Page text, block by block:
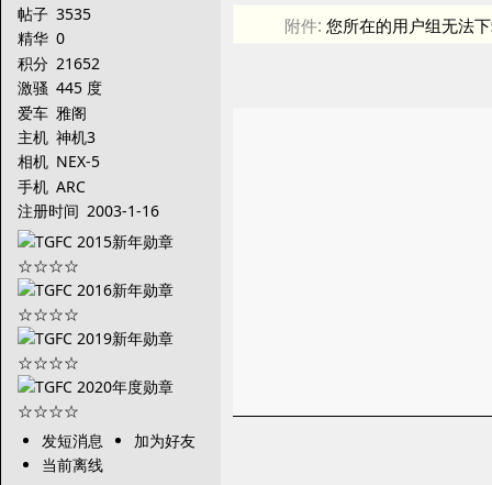
帖子 3535
精华 0
积分 21652
激骚 445 度
爱车 雅阁
主机 神机3
相机 NEX-5
手机 ARC
注册时间 2003-1-16
发短消息
加为好友
当前离线
附件:您所在的用户组无法